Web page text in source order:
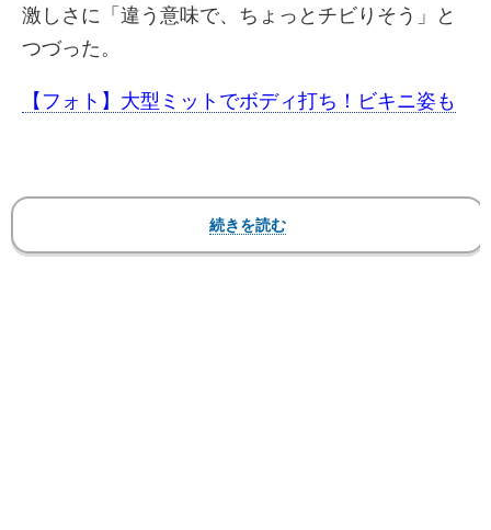
激しさに「違う意味で、ちょっとチビりそう」と
つづった。
【フォト】大型ミットでボディ打ち！ビキニ姿も